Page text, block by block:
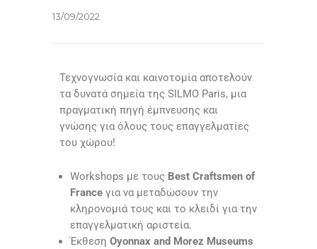
13/09/2022
Τεχνογνωσία και καινοτομία αποτελούν
τα δυνατά σημεία της SILMO Paris, μια
πραγματική πηγή έμπνευσης και
γνώσης για όλους τους επαγγελματίες
του χώρου!
Workshops με τους Best Craftsmen of
France για να μεταδώσουν την
κληρονομιά τους και το κλειδί για την
επαγγελματική αριστεία.
Έκθεση Oyonnax and Morez Museums